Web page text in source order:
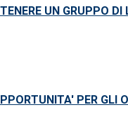
UN GRUPPO DI
PER GLI